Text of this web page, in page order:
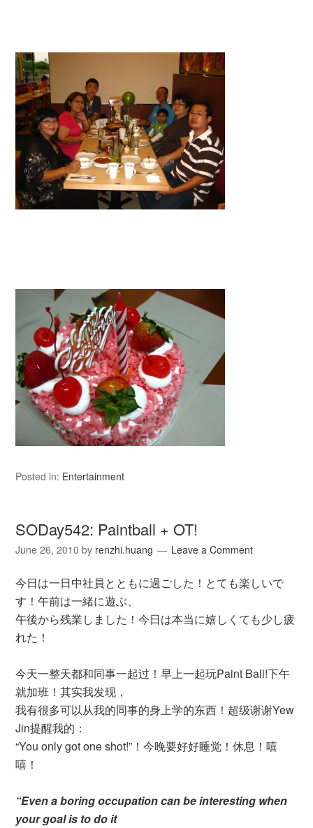
Posted in: Entertainment
SODay542: Paintball + OT!
June 26, 2010 by renzhi.huang Leave a Comment
今日は一日中社員とともに過ごした！とても楽しいで
す！午前は一緒に遊ぶ、
午後から残業しました！今日は本当に嬉しくても少し疲
れた！
今天一整天都和同事一起过！早上一起玩Paint Ball!下午
就加班！其实我发现，
我有很多可以从我的同事的身上学的东西！超级谢谢Yew
Jin提醒我的：
“You only got one shot!”！今晚要好好睡觉！休息！嘻
嘻！
“Even a boring occupation can be interesting when
your goal is to do it